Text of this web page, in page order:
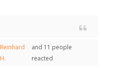
Reinhard
H.
and 11 people
reacted